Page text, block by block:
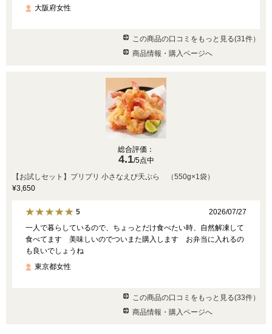
大阪府女性
この商品の口コミをもっと見る(31件）
商品情報・購入ページへ
総合評価：
4.1/5点中
【お試しセット】プリプリ 小さなえび天ぷら （550g×1袋）
¥3,650
5
2026/07/27
一人で暮らしているので、ちょっとだけ食べたい時、自然解凍して
食べてます 美味しいのでついまた購入します お弁当に入れるの
も良いでしょうね
東京都女性
この商品の口コミをもっと見る(33件）
商品情報・購入ページへ